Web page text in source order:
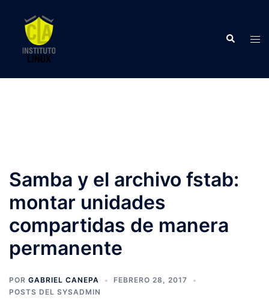
contenido
Buscar
Samba y el archivo fstab:
montar unidades
compartidas de manera
permanente
POR GABRIEL CANEPA
FEBRERO 28, 2017
POSTS DEL SYSADMIN